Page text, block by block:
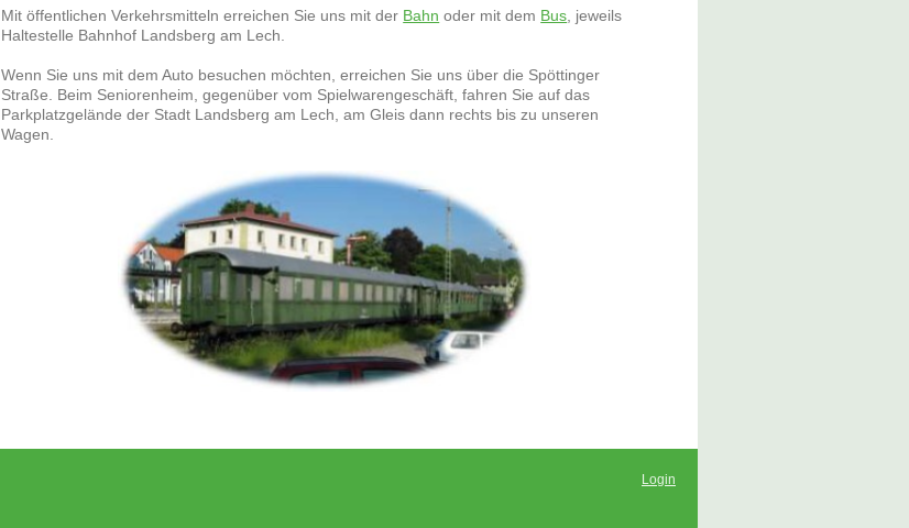
Mit öffentlichen Verkehrsmitteln erreichen Sie uns mit der Bahn oder mit dem Bus , jeweils
Haltestelle Bahnhof Landsberg am Lech.
Wenn Sie uns mit dem Auto besuchen möchten, erreichen Sie uns über die Spöttinger
Straße. Beim Seniorenheim, gegenüber vom Spielwarengeschäft, fahren Sie auf das
Parkplatzgelände der Stadt Landsberg am Lech, am Gleis dann rechts bis zu unseren
Wagen.
Login